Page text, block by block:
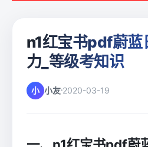
n1红宝书pdf蔚蓝
力_等级考知识
小 小友 2020-03-19